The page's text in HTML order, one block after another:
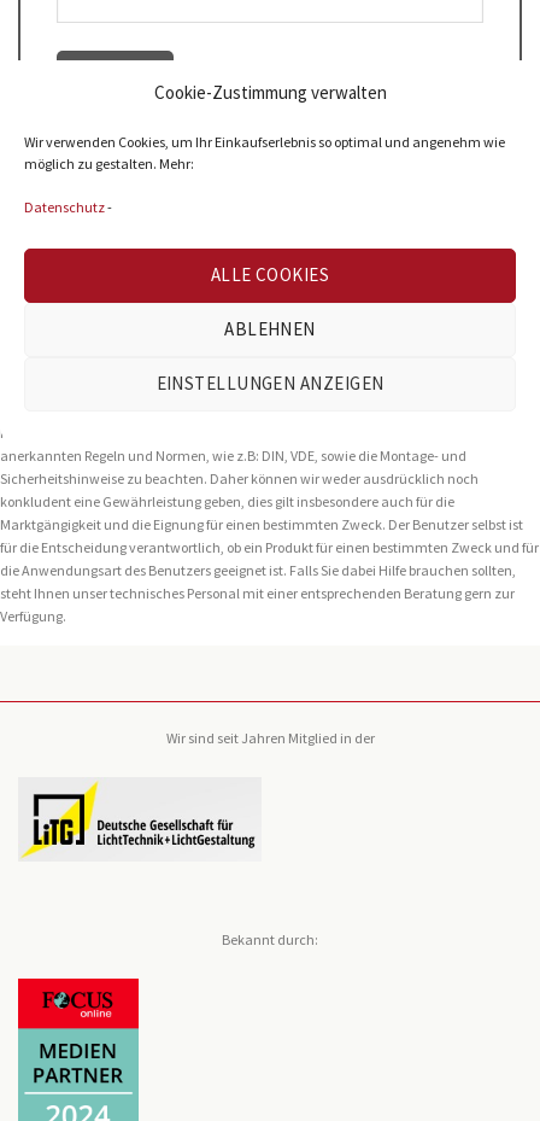
Cookie-Zustimmung verwalten
Wir verwenden Cookies, um Ihr Einkaufserlebnis so optimal und angenehm wie
möglich zu gestalten. Mehr:
Datenschutz-
ALLE COOKIES
ABLEHNEN
EINSTELLUNGEN ANZEIGEN
deshalb strengen Kontrollen unterworfen. Alle obenstehenden technischen
beruhendem Wissen erstellt. Sie stellen Durchschnittswerte dar und sind nicht für eine
Montage durch den Anwender zu prüfen. Bei Planung und Montage sind die
anerkannten Regeln und Normen, wie z.B: DIN, VDE, sowie die Montage- und
Sicherheitshinweise zu beachten. Daher können wir weder ausdrücklich noch
konkludent eine Gewährleistung geben, dies gilt insbesondere auch für die
Marktgängigkeit und die Eignung für einen bestimmten Zweck. Der Benutzer selbst ist
für die Entscheidung verantwortlich, ob ein Produkt für einen bestimmten Zweck und für
die Anwendungsart des Benutzers geeignet ist. Falls Sie dabei Hilfe brauchen sollten,
steht Ihnen unser technisches Personal mit einer entsprechenden Beratung gern zur
Verfügung.
Wir sind seit Jahren Mitglied in der
Bekannt durch: